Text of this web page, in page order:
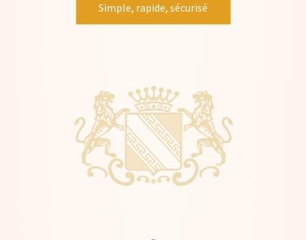
Simple, rapide, sécurisé